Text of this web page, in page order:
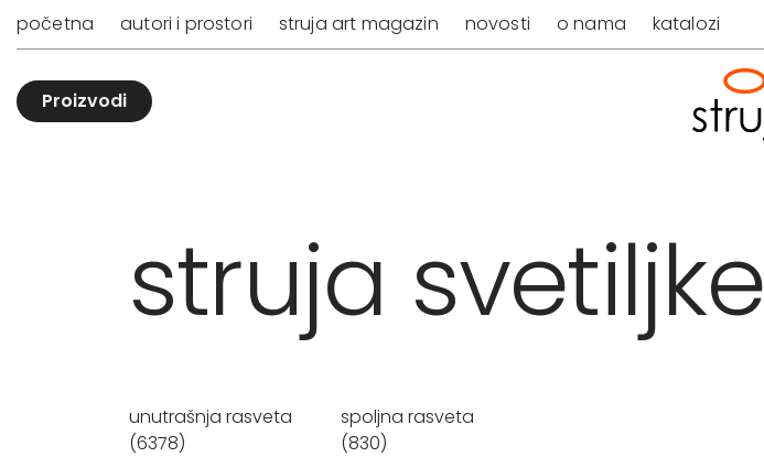
početna autori i prostori struja art magazin novosti o nama katalozi
Proizvodi
struja svetiljke
unutrašnja rasveta
(6378)
spoljna rasveta
(830)